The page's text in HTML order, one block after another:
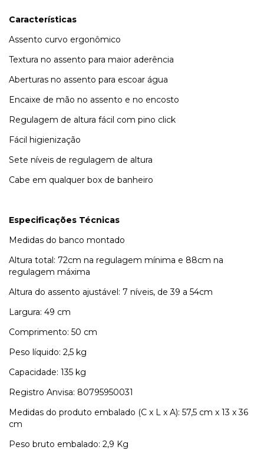
Características
Assento curvo ergonômico
Textura no assento para maior aderência
Aberturas no assento para escoar água
Encaixe de mão no assento e no encosto
Regulagem de altura fácil com pino click
Fácil higienização
Sete níveis de regulagem de altura
Cabe em qualquer box de banheiro
Especificações Técnicas
Medidas do banco montado
Altura total: 72cm na regulagem mínima e 88cm na
regulagem máxima
Altura do assento ajustável: 7 níveis, de 39 a 54cm
Largura: 49 cm
Comprimento: 50 cm
Peso líquido: 2,5 kg
Capacidade: 135 kg
Registro Anvisa: 80795950031
Medidas do produto embalado (C x L x A): 57,5 cm x 13 x 36
cm
Peso bruto embalado: 2,9 Kg